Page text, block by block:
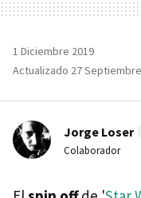
1 Diciembre 2019
Actualizado 27
Jorge Loser
Colaborador